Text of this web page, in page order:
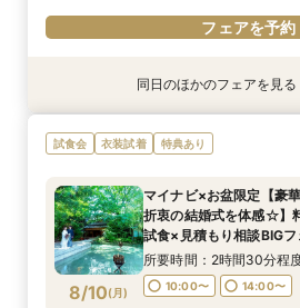
フェアを予約
衣装試着 特典あり 動画あり
8/9(日)
【マイナビ限定】400年
舞台挙式体験✕和も洋も
所要時間：2時間30分程
9:00〜
12:00〜
15:00〜
衣装試着 特典あり
8/9(日)
《親御様限定フェア》お
からご相談まで◎
9:00〜
12:00〜
15:00〜
フェアを予約
衣装試着 特典あり
8/9(日)
マイナビ限定【料理重視
験◎近江牛×海老含む豪華
9:00〜
12:00〜
15:00〜
フェアを予約
衣装試着 特典あり
8/9(日)
マイナビ限定【初見学で
を貸切&本物の緑×開放感
9:00〜
12:00〜
15:00〜
フェアを予約
衣装試着 特典あり
8/9(日)
マイナビ限定【90分で
食×会場案内★クイック相
9:00〜
12:00〜
15:00〜
フェアを予約
特典あり
8/9(日)
【自宅で安心◎フェア参
×見積もり相談 #日程・
10:00〜
13:00〜
16:00〜
フェアを予約
衣装試着 特典あり
8/9(日)
マイナビ限定【6名より
食付き少人数婚プラン相
9:00〜
12:00〜
15:00〜
フェアを予約
同日のほかのフェアを見る
試食会 衣装試着 特典あり
8/10(月)
マイナビ×お盆限定【豪
折衷の結婚式を体感☆】
試食×見積もり相談BIG
柔軟対応で安心
所要時間：2時間30分程
10:00〜 14:00〜